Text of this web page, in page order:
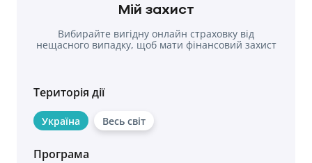
Мій захист
Вибирайте вигідну онлайн страховку від
нещасного випадку, щоб мати фінансовий захист
Територія дії
Україна Весь світ
Програма